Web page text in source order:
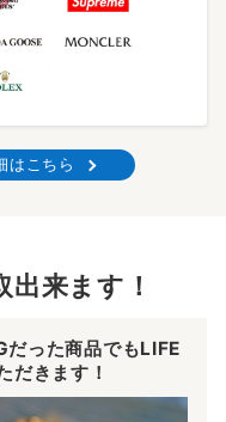
はこちら
来ます！
だった商品でもLIFE
だきます！